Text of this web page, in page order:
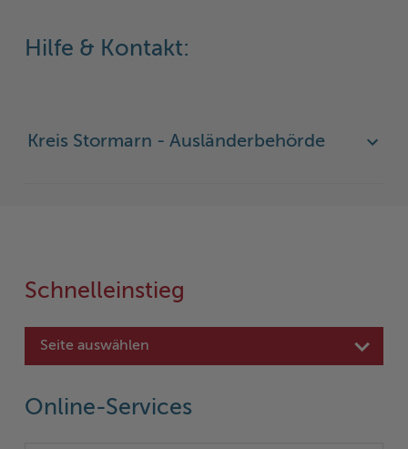
Hilfe & Kontakt:
Kreis Stormarn - Ausländerbehörde
Schnelleinstieg
Seite auswählen
Online-Services